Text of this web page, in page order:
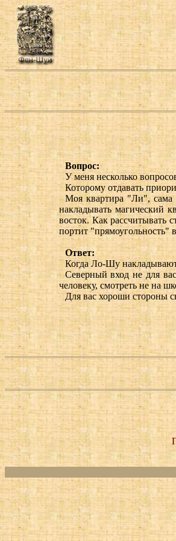
Вопрос:
У меня несколько
Которому отдавать
Моя квартира "Ли", сама
накладывать магический
восток. Как рассчитывать
портит "прямоугольность"
Ответ:
Когда Ло-Шу накладывают
Северный вход не для
человеку, смотреть не на
Для вас хороши стороны